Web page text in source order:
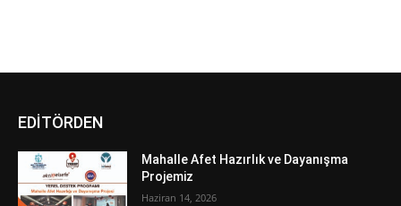
EDİTÖRDEN
Mahalle Afet Hazırlık ve Dayanışma
Projemiz
Haziran 14, 2026